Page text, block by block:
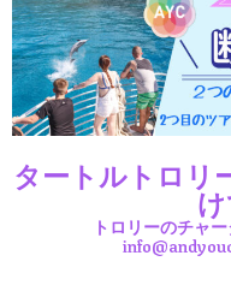
タートルトロリ
トロリーのチャ